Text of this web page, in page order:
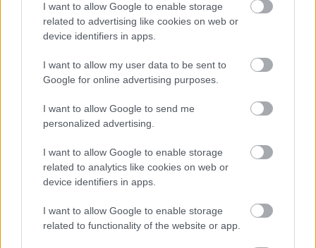
I want to allow Google to enable storage
related to advertising like cookies on web or
device identifiers in apps.
I want to allow my user data to be sent to
Google for online advertising purposes.
I want to allow Google to send me
personalized advertising.
I want to allow Google to enable storage
related to analytics like cookies on web or
device identifiers in apps.
I want to allow Google to enable storage
related to functionality of the website or app.
Μετάλλιο για τον Γυμναστικό Σύλλογο Δύμης στο
Πανελλήνιο Πρωτάθλημα Πίστας